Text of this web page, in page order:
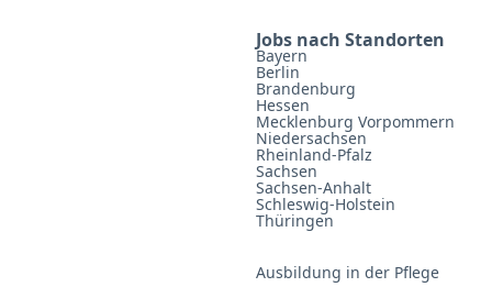
Jobs nach Standorten
Bayern
Berlin
Brandenburg
Hessen
Mecklenburg Vorpommern
Niedersachsen
Rheinland-Pfalz
Sachsen
Sachsen-Anhalt
Schleswig-Holstein
Thüringen
Ausbildung in der Pflege